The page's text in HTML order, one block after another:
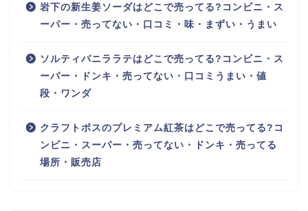
岩下の新生姜ソーダはどこで売ってる?コンビニ・ス
ーパー・売ってない・口コミ・味・まずい・うまい
ソルティバニララテはどこで売ってる?コンビニ・ス
ーパー・ドンキ・売ってない・口コミうまい・値
段・ワンダ
クラフトボスのプレミアム紅茶はどこで売ってる?コ
ンビニ・スーパー・売ってない・ドンキ・売ってる
場所・販売店